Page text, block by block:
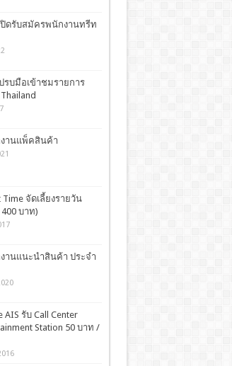
ปิดรับสมัครพนักงานทรีท
รบมือเข้าชมรายการ
านแพ็คสินค้า
จัดเลี้ยงรายวัน
บาท)
านแนะนำสินค้า ประจำ
AIS รับ Call Center
Station 50 บาท /